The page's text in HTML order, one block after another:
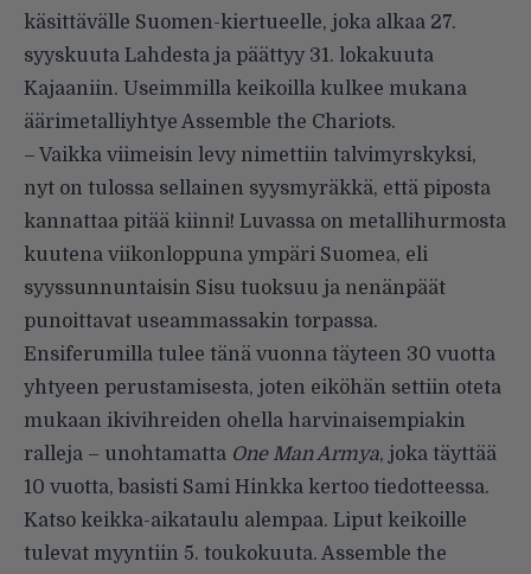
käsittävälle Suomen-kiertueelle, joka alkaa 27.
syyskuuta Lahdesta ja päättyy 31. lokakuuta
Kajaaniin. Useimmilla keikoilla kulkee mukana
äärimetalliyhtye Assemble the Chariots.
– Vaikka viimeisin levy nimettiin talvimyrskyksi,
nyt on tulossa sellainen syysmyräkkä, että piposta
kannattaa pitää kiinni! Luvassa on metallihurmosta
kuutena viikonloppuna ympäri Suomea, eli
syyssunnuntaisin Sisu tuoksuu ja nenänpäät
punoittavat useammassakin torpassa.
Ensiferumilla tulee tänä vuonna täyteen 30 vuotta
yhtyeen perustamisesta, joten eiköhän settiin oteta
mukaan ikivihreiden ohella harvinaisempiakin
ralleja – unohtamatta One Man Armya, joka täyttää
10 vuotta, basisti Sami Hinkka kertoo tiedotteessa.
Katso keikka-aikataulu alempaa. Liput keikoille
tulevat myyntiin 5. toukokuuta. Assemble the